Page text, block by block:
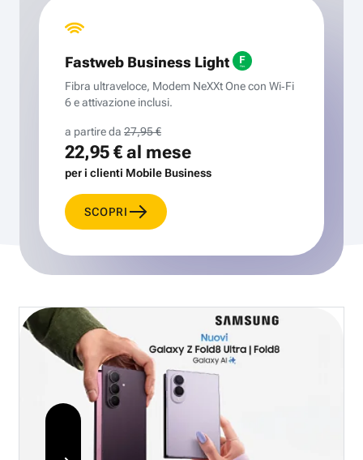
Fastweb Business Light
Fibra ultraveloce, Modem NeXXt One con Wi‑Fi
6 e attivazione inclusi.
a partire da 27,95 €
22,95 €al mese
per i clienti Mobile Business
SCOPRI